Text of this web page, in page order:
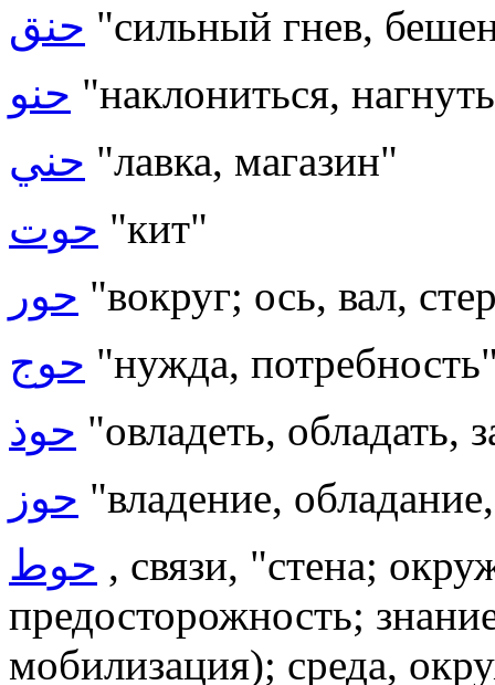
حنق "сильный гнев,
حنو "наклониться,
حني "лавка, магазин"
حوت "кит"
حور "вокруг; ось, вал,
حوج "нужда,
حوذ "овладеть, обладать,
حوز "владение,
حوط , связи, "стена;
предосторожность;
мобилизация); среда,